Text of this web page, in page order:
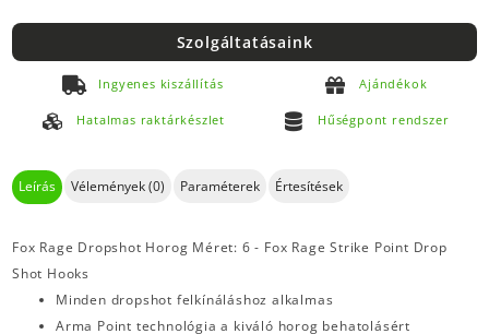
Szolgáltatásaink
Ingyenes kiszállítás Ajándékok
Hatalmas raktárkészlet Hűségpont rendszer
Leírás Vélemények (0) Paraméterek Értesítések
Fox Rage Dropshot Horog Méret: 6 - Fox Rage Strike Point Drop
Shot Hooks
Minden dropshot felkínáláshoz alkalmas
Arma Point technológia a kiváló horog behatolásért